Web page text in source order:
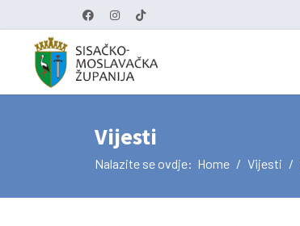
Vijesti
Nalazite se ovdje: Home Vijesti